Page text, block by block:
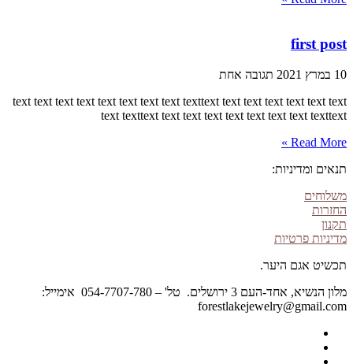
first post
10 במרץ 2021
תגובה אחת
text text text text text text text text texttext text text text text text text
text texttext text text text text text text text texttext
Read More »
תנאים ומדיניות:
משלוחים
החזרות
תקנון
מדיניות פרטיות
תכשיט אגם היער.
מלון הנשיא, אחד-העם 3 ירושלים. טל' – 054-7707-780 אימייל:
forestlakejewelry@gmail.com